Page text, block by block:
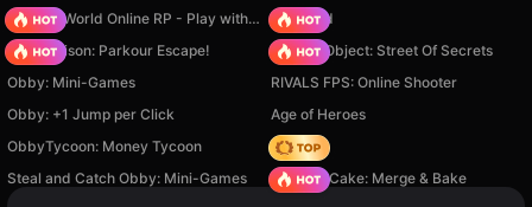
Sprunki World Online RP - Play with Friends!
TB World
Barry Prison: Parkour Escape!
Hidden Object: Street Of Secrets
Obby: Mini-Games
RIVALS FPS: Online Shooter
Obby: +1 Jump per Click
Age of Heroes
ObbyTycoon: Money Tycoon
Hedgies
Steal and Catch Obby: Mini-Games
Piece of Cake: Merge & Bake